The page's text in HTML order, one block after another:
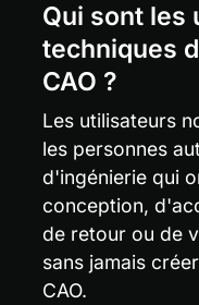
Qui sont les
techniques
CAO ?
Les utilisateurs
les personnes
d'ingénierie qui
conception,
de retour ou de
sans jamais
CAO.